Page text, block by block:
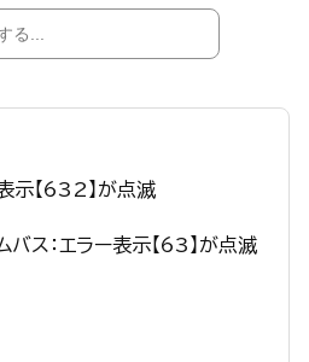
示【632】が点滅
ス：エラー表示【63】が点滅